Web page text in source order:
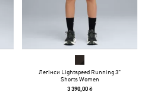
Легінси Lightspeed Running 3"
Shorts Women
3 390,00 ₴